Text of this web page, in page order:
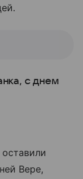
с днем
Вере,